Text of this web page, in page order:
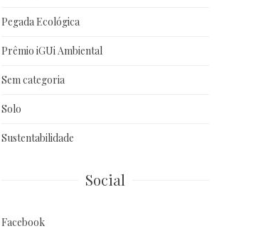
Pegada Ecológica
Prêmio iGUi Ambiental
Sem categoria
Solo
Sustentabilidade
Social
Facebook